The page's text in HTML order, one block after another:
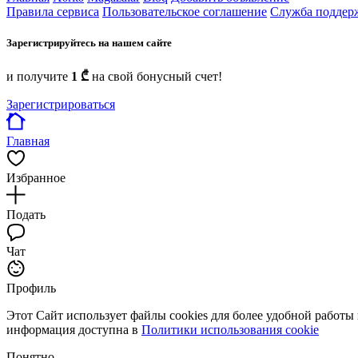
Правила сервиса Пользовательское соглашение Служба
Зарегистрируйтесь на нашем сайте
и получите 1 ₾ на свой бонусный счет!
Зарегистрироваться
Главная
Избранное
Подать
Чат
Профиль
Этот Сайт использует файлы cookies для более удобной
информация доступна в Политики использования cookie